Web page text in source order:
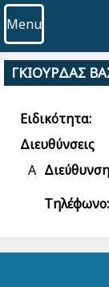
Menu
ΓΚΙΟΥΡΔΑΣ
Ειδικότητα:
Διευθύνσεις
Α
Τηλέφωνο: